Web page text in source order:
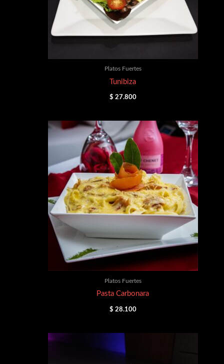
Platos Fuertes
Tunibiza
$ 27.800
Platos Fuertes
Pasta Carbonara
$ 28.100